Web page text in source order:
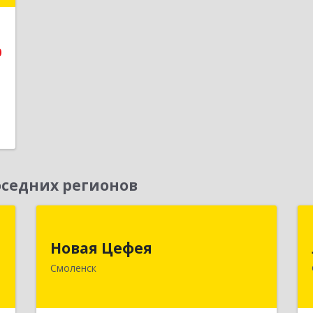
регионов
Новая Цефея
Смоленск
214018, Смоленская обл, Смоленск г,